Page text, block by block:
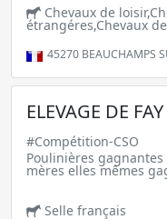
Chevaux de
étrangéres,Chevaux
45270 BEAUCHAMPS
ELEVAGE DE FAY
#Compétition-CSO
Poulinières gagnantes
mères elles mêmes
Selle français